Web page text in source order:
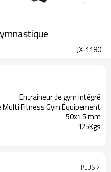
JX-1180
Entraîneur de gym intégré
Multi Fitness Gym Équipement
50x1.5 mm
125Kgs
PLUS